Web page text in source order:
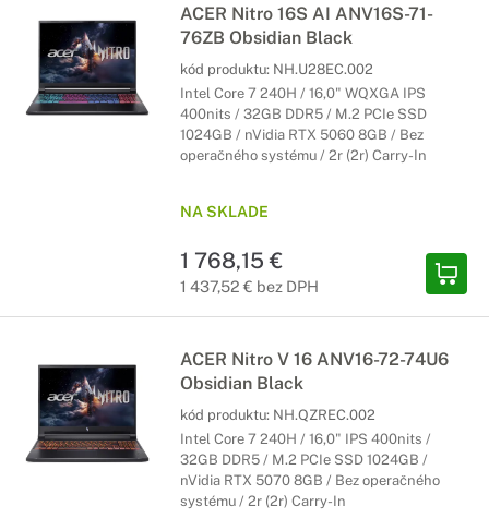
ACER Nitro 16S AI ANV16S-71-
76ZB Obsidian Black
kód produktu: NH.U28EC.002
Intel Core 7 240H / 16,0" WQXGA IPS
400nits / 32GB DDR5 / M.2 PCIe SSD
1024GB / nVidia RTX 5060 8GB / Bez
operačného systému / 2r (2r) Carry-In
NA SKLADE
1 768,15 €
1 437,52 € bez DPH
ACER Nitro V 16 ANV16-72-74U6
Obsidian Black
kód produktu: NH.QZREC.002
Intel Core 7 240H / 16,0" IPS 400nits /
32GB DDR5 / M.2 PCIe SSD 1024GB /
nVidia RTX 5070 8GB / Bez operačného
systému / 2r (2r) Carry-In